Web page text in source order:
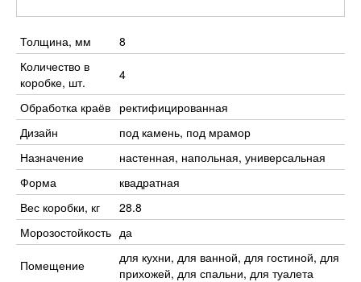
Толщина, мм
8
Количество в
коробке, шт.
4
Обработка краёв ректифицированная
Дизайн
под камень, под мрамор
Назначение
настенная, напольная, универсальная
Форма
квадратная
Вес коробки, кг
28.8
Морозостойкость да
Помещение
для кухни, для ванной, для гостиной, для
прихожей, для спальни, для туалета